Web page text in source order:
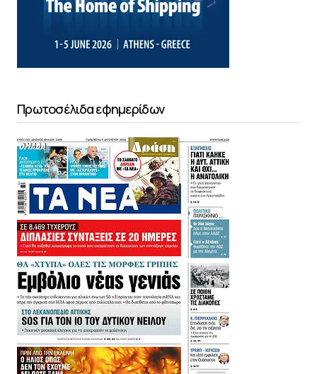
Πρωτοσέλιδα εφημερίδων